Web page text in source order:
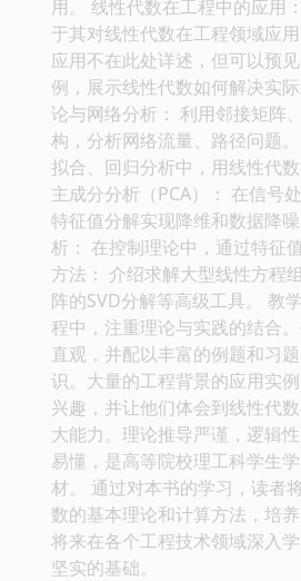
用。 线性代数在工程中的应用
于其对线性代数在工程领域应
应用不在此处详述，但可以预
例，展示线性代数如何解决实
论与网络分析： 利用邻接矩阵
构，分析网络流量、路径问题
拟合、回归分析中，用线性代
主成分分析（PCA）： 在信号
特征值分解实现降维和数据降
析： 在控制理论中，通过特征
方法： 介绍求解大型线性方程
阵的SVD分解等高级工具。 教
程中，注重理论与实践的结合
直观，并配以丰富的例题和习
识。大量的工程背景的应用实
兴趣，并让他们体会到线性代
大能力。理论推导严谨，逻辑
易懂，是高等院校理工科学生
材。 通过对本书的学习，读者
数的基本理论和计算方法，培
将来在各个工程技术领域深入
坚实的基础。